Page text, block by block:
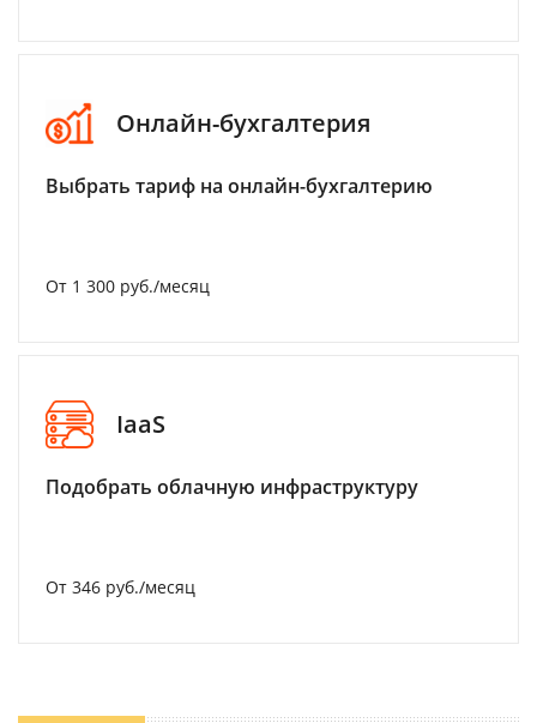
Онлайн-бухгалтерия
Выбрать тариф на онлайн-бухгалтерию
От 1 300 руб./месяц
IaaS
Подобрать облачную инфраструктуру
От 346 руб./месяц